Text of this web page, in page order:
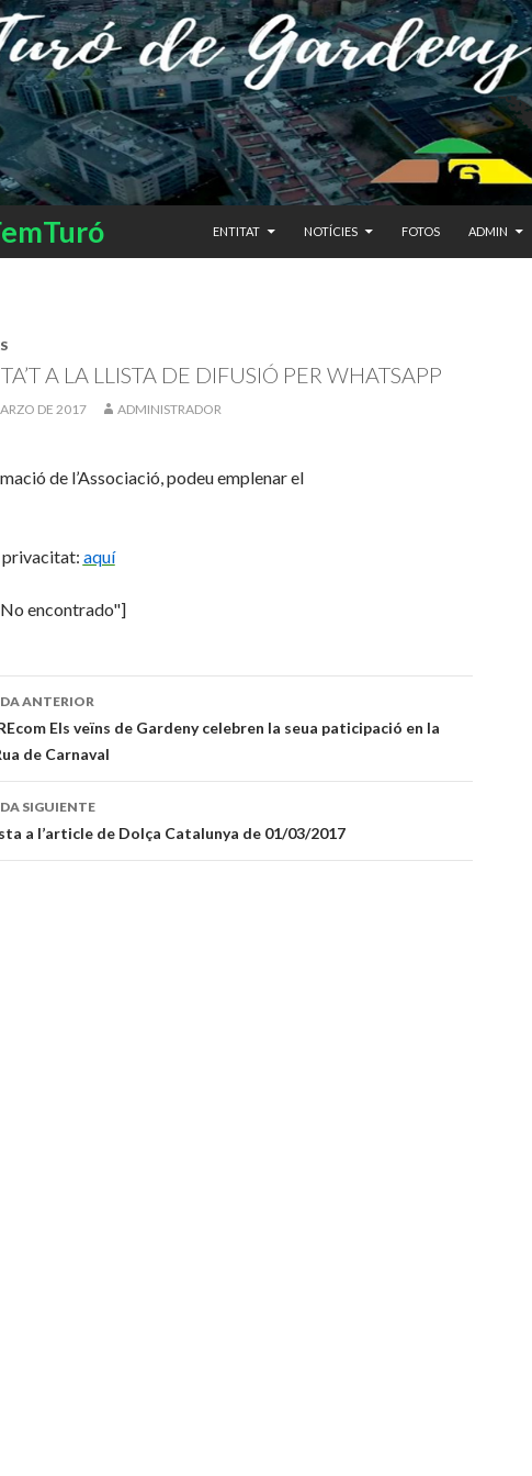
ENTITAT
NOTÍCIES FOTOS ADMIN
A LA LLISTA DE DIFUSIÓ PER WHATSAPP
DE 2017 ADMINISTRADOR
de l’Associació, podeu emplenar el
aquí
encontrado"]
ANTERIOR
Els veïns de Gardeny celebren la seua paticipació en la
de Carnaval
SIGUIENTE
a l’article de Dolça Catalunya de 01/03/2017